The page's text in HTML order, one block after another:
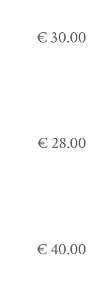
€ 30.00
€ 28.00
€ 40.00